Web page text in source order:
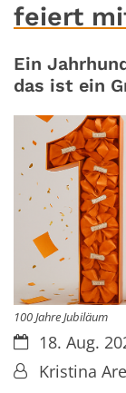
feiert
Ein
das ist ein
100 Jahre Jubiläum
Datum:18. Aug.
Von:Kristina